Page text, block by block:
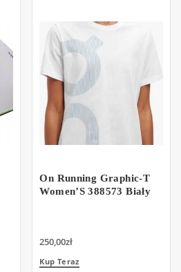
On Running Graphic-T
Women’S 388573 Biały
250,00zł
Kup Teraz